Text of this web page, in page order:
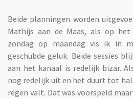
Beide planningen worden
Mathijs aan de Maas, als op
zondag op maandag vis ik in
geschubde geluk. Beide sessies
aan het kanaal is redelijk bizar.
nog redelijk uit en het duurt tot
regen valt. Dat was voorspeld